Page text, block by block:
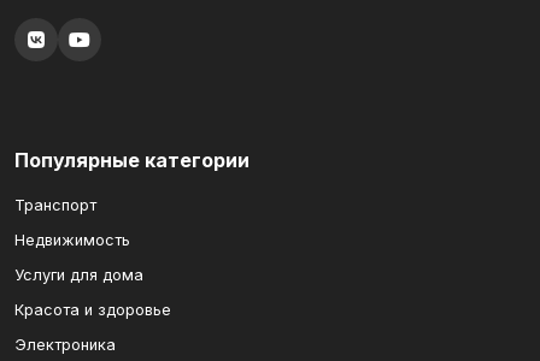
Популярные категории
Транспорт
Недвижимость
Услуги для дома
Красота и здоровье
Электроника